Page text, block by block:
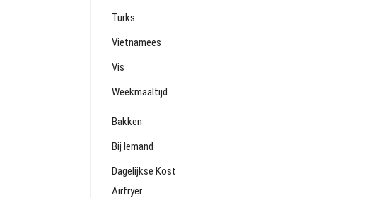
Turks
Vietnamees
Vis
Weekmaaltijd
Bakken
Bij Iemand
Dagelijkse Kost
Airfryer